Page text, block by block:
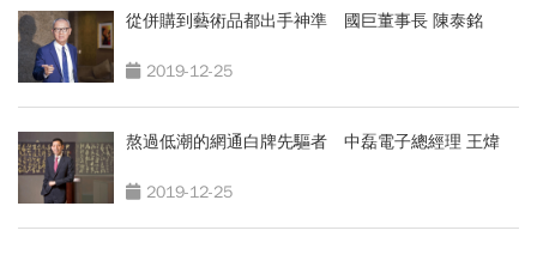
從併購到藝術品都出手神準 國巨董事長 陳泰銘
2019-12-25
熬過低潮的網通白牌先驅者 中磊電子總經理 王煒
2019-12-25